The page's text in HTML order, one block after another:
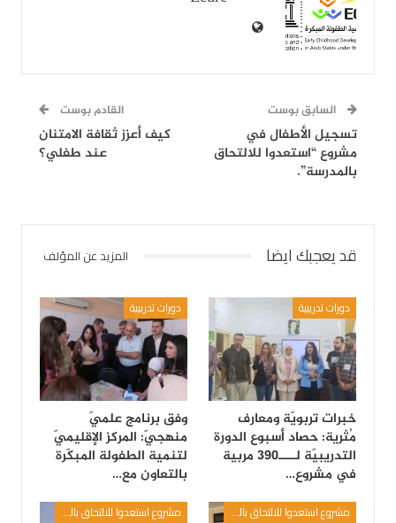
السابق بوست
تسجيل الأطفال في
مشروع “استعدوا للالتحاق
بالمدرسة”.
القادم بوست
كيف أعزز ثقافة الامتنان
عند طفلي؟
قد يعجبك ايضا المزيد عن المؤلف
دورات تدريبية
خبرات تربويّة ومعارف
مُثرية: حصاد أسبوع الدورة
التدريبيّة لــــ390 مربية
في مشروع…
دورات تدريبية
وفق برنامج علميّ
منهجيّ: المركز الإقليميّ
لتنمية الطفولة المبكّرة
بالتعاون مع…
مشروع استعدوا للالتحاق بالمدرسة مشروع استعدوا للالتحاق بالمدرسة